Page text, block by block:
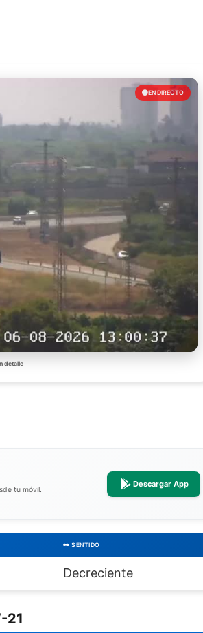
EN DIRECTO
detalle
tu móvil.
Descargar App
SENTIDO
Decreciente
21